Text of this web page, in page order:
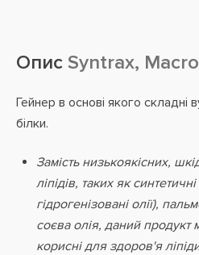
Опис Syntrax,
Гейнер в основі якого складні
білки.
Замість низькоякісних,
ліпідів, таких як
гідрогенізовані олії),
соєва олія, даний продукт
корисні для здоров'я